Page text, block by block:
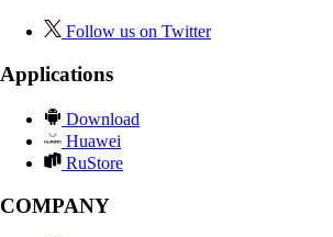
Follow us on Twitter
Applications
Download
Huawei
RuStore
COMPANY